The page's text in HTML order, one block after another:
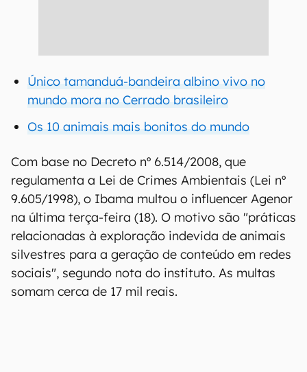
Único tamanduá-bandeira albino vivo no
mundo mora no Cerrado brasileiro
Os 10 animais mais bonitos do mundo
Com base no Decreto nº 6.514/2008, que
regulamenta a Lei de Crimes Ambientais (Lei nº
9.605/1998), o Ibama multou o influencer Agenor
na última terça-feira (18). O motivo são "práticas
relacionadas à exploração indevida de animais
silvestres para a geração de conteúdo em redes
sociais", segundo nota do instituto. As multas
somam cerca de 17 mil reais.